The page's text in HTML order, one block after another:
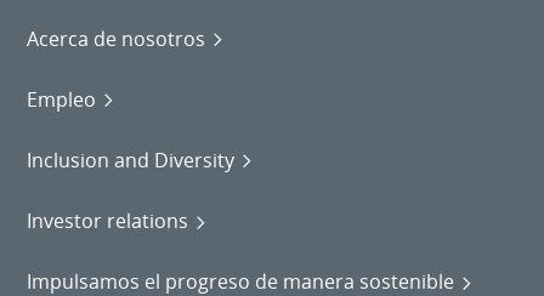
Acerca de nosotros
Empleo
Inclusion and Diversity
Investor relations
Impulsamos el progreso de manera sostenible